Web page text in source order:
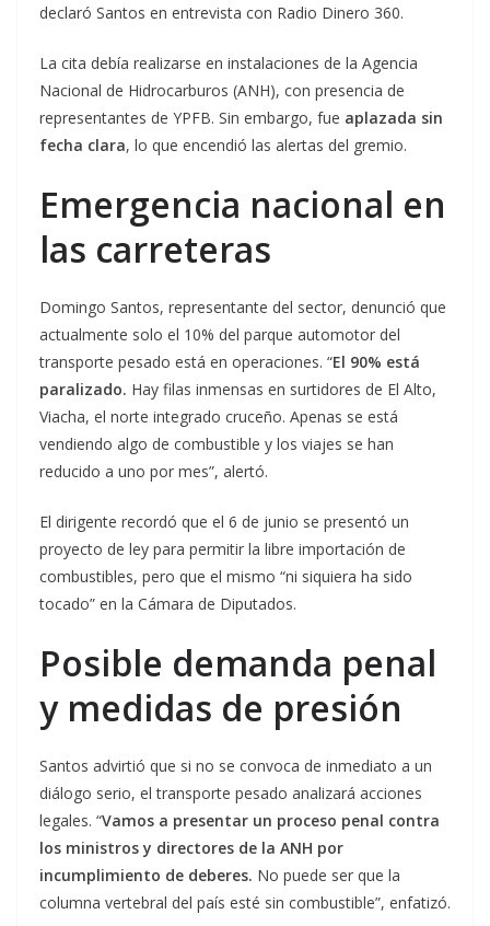
declaró Santos en entrevista con Radio Dinero 360.
La cita debía realizarse en instalaciones de la Agencia
Nacional de Hidrocarburos (ANH), con presencia de
representantes de YPFB. Sin embargo, fue aplazada sin
fecha clara, lo que encendió las alertas del gremio.
Emergencia nacional en
las carreteras
Domingo Santos, representante del sector, denunció que
actualmente solo el 10% del parque automotor del
transporte pesado está en operaciones. “El 90% está
paralizado. Hay filas inmensas en surtidores de El Alto,
Viacha, el norte integrado cruceño. Apenas se está
vendiendo algo de combustible y los viajes se han
reducido a uno por mes”, alertó.
El dirigente recordó que el 6 de junio se presentó un
proyecto de ley para permitir la libre importación de
combustibles, pero que el mismo “ni siquiera ha sido
tocado” en la Cámara de Diputados.
Posible demanda penal
y medidas de presión
Santos advirtió que si no se convoca de inmediato a un
diálogo serio, el transporte pesado analizará acciones
legales. “Vamos a presentar un proceso penal contra
los ministros y directores de la ANH por
incumplimiento de deberes. No puede ser que la
columna vertebral del país esté sin combustible”, enfatizó.